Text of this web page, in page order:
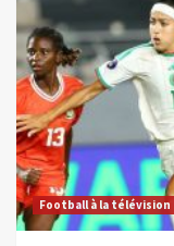
Football à la télévision